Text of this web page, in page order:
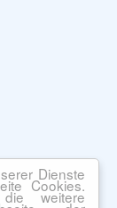
Dienste
Cookies.
weitere